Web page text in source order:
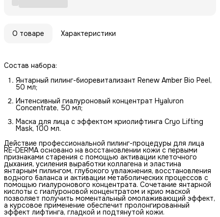
О товаре Характеристики
Состав набора:
Янтарный пилинг-биоревитализант Renew Amber Bio Peel,
50 мл;
Интенсивный гиалуроновый концентрат Hyaluron
Concentrate, 50 мл;
Маска для лица с эффектом криолифтинга Cryo Lifting
Mask, 100 мл.
Действие профессиональной пилинг-процедуры для лица
RE-DERMA основано на восстановлении кожи с первыми
признаками старения с помощью активации клеточного
дыхания, усиления выработки коллагена и эластина
янтарным пилингом, глубокого увлажнения, восстановления
водного баланса и активации метаболических процессов с
помощью гиалуронового концентрата. Сочетание янтарной
кислоты с гиалуроновой концентратом и крио маской
позволяет получить моментальный омолаживающий эффект,
а курсовое применение обеспечит пролонгированный
эффект лифтинга, гладкой и подтянутой кожи.